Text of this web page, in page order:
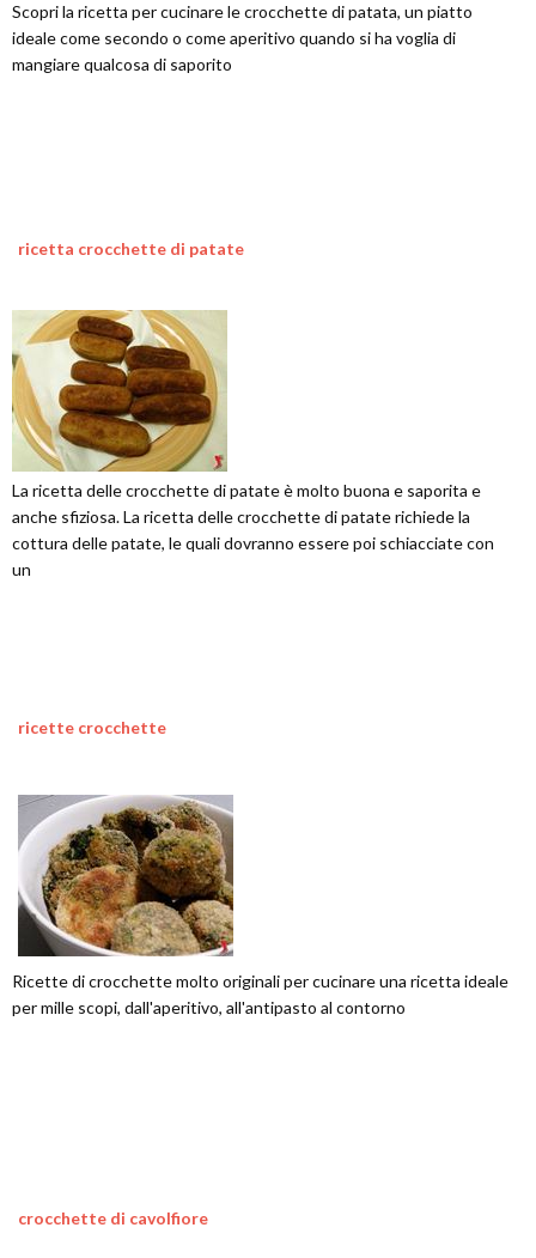
Scopri la ricetta per cucinare le crocchette di patata, un piatto
ideale come secondo o come aperitivo quando si ha voglia di
mangiare qualcosa di saporito
ricetta crocchette di patate
La ricetta delle crocchette di patate è molto buona e saporita e
anche sfiziosa. La ricetta delle crocchette di patate richiede la
cottura delle patate, le quali dovranno essere poi schiacciate con
un
ricette crocchette
Ricette di crocchette molto originali per cucinare una ricetta ideale
per mille scopi, dall'aperitivo, all'antipasto al contorno
crocchette di cavolfiore